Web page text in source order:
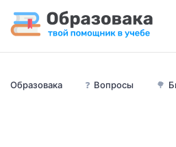
Образовака ❓ Вопросы 🌳